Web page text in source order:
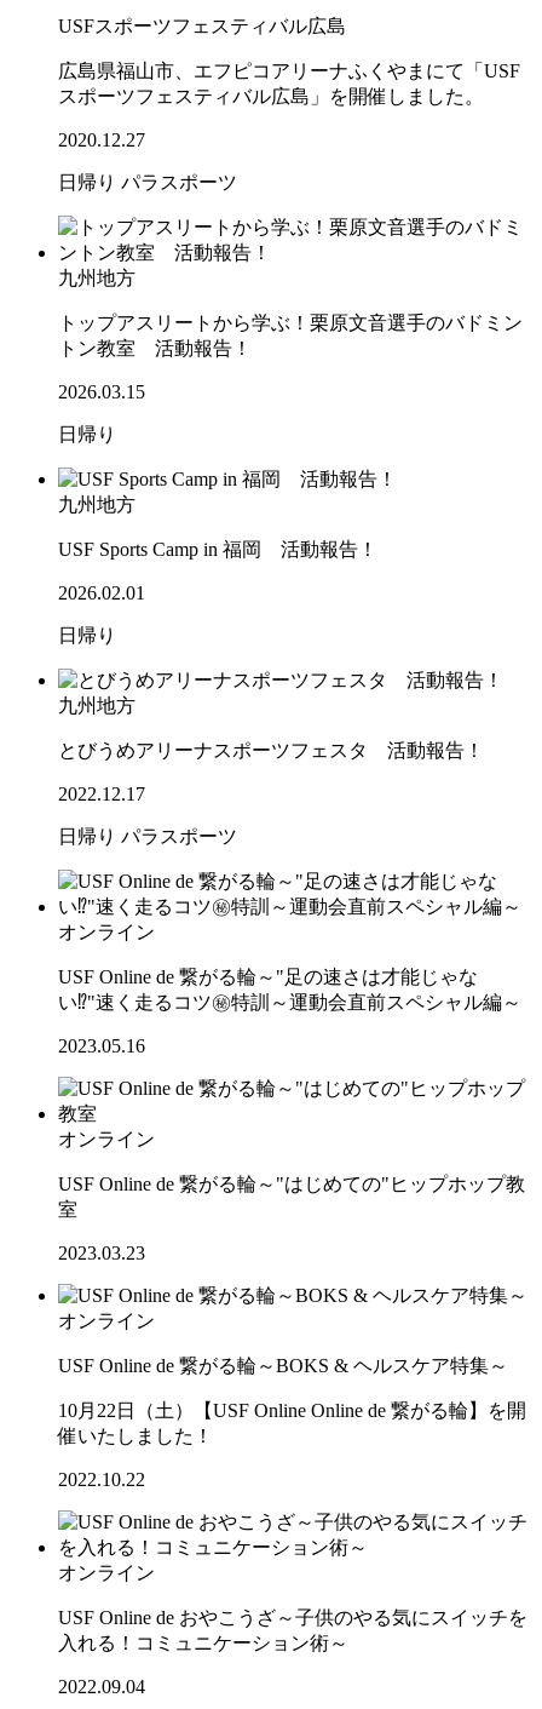
USFスポーツフェスティバル広島
広島県福山市、エフピコアリーナふくやまにて「USF
スポーツフェスティバル広島」を開催しました。
2020.12.27
日帰り パラスポーツ
九州地方
トップアスリートから学ぶ！栗原文音選手のバドミン
トン教室 活動報告！
2026.03.15
日帰り
九州地方
USF Sports Camp in 福岡 活動報告！
2026.02.01
日帰り
九州地方
とびうめアリーナスポーツフェスタ 活動報告！
2022.12.17
日帰り パラスポーツ
オンライン
USF Online de 繋がる輪～"足の速さは才能じゃな
い⁉"速く走るコツ㊙特訓～運動会直前スペシャル編～
2023.05.16
オンライン
USF Online de 繋がる輪～"はじめての"ヒップホップ教
室
2023.03.23
オンライン
USF Online de 繋がる輪～BOKS & ヘルスケア特集～
10月22日（土）【USF Online Online de 繋がる輪】を開
催いたしました！
2022.10.22
オンライン
USF Online de おやこうざ～子供のやる気にスイッチを
入れる！コミュニケーション術～
2022.09.04